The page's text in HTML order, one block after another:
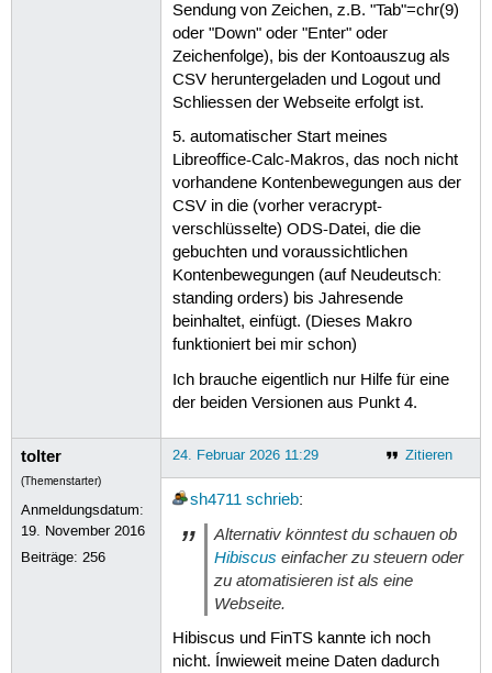
Sendung von Zeichen, z.B. "Tab"=chr(9)
oder "Down" oder "Enter" oder
Zeichenfolge), bis der Kontoauszug als
CSV heruntergeladen und Logout und
Schliessen der Webseite erfolgt ist.
5. automatischer Start meines
Libreoffice-Calc-Makros, das noch nicht
vorhandene Kontenbewegungen aus der
CSV in die (vorher veracrypt-
verschlüsselte) ODS-Datei, die die
gebuchten und voraussichtlichen
Kontenbewegungen (auf Neudeutsch:
standing orders) bis Jahresende
beinhaltet, einfügt. (Dieses Makro
funktioniert bei mir schon)
Ich brauche eigentlich nur Hilfe für eine
der beiden Versionen aus Punkt 4.
tolter
(Themenstarter)
Anmeldungsdatum:
19. November 2016
Beiträge:256
Zitieren
24. Februar 2026 11:29
sh4711 schrieb:
Alternativ könntest du schauen ob
Hibiscus einfacher zu steuern oder
zu atomatisieren ist als eine
Webseite.
Hibiscus und FinTS kannte ich noch
nicht. Ínwieweit meine Daten dadurch